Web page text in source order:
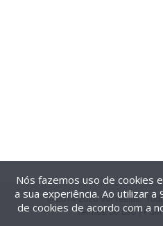
@2014-2026 99Freelas.
Termos de uso|
Nós fazemos uso de cookies
a sua experiência. Ao utilizar
de cookies de acordo com a